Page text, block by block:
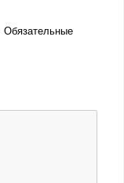
Обязательные